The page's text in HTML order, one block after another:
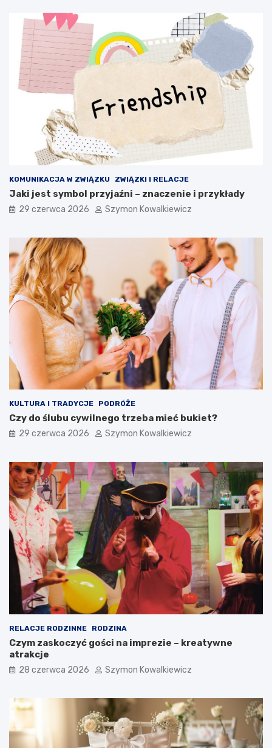
KOMUNIKACJA W ZWIĄZKU ZWIĄZKI I RELACJE
Jaki jest symbol przyjaźni – znaczenie i przykłady
29 czerwca 2026 Szymon Kowalkiewicz
KULTURA I TRADYCJE PODRÓŻE
Czy do ślubu cywilnego trzeba mieć bukiet?
29 czerwca 2026 Szymon Kowalkiewicz
RELACJE RODZINNE RODZINA
Czym zaskoczyć gości na imprezie – kreatywne
atrakcje
28 czerwca 2026 Szymon Kowalkiewicz